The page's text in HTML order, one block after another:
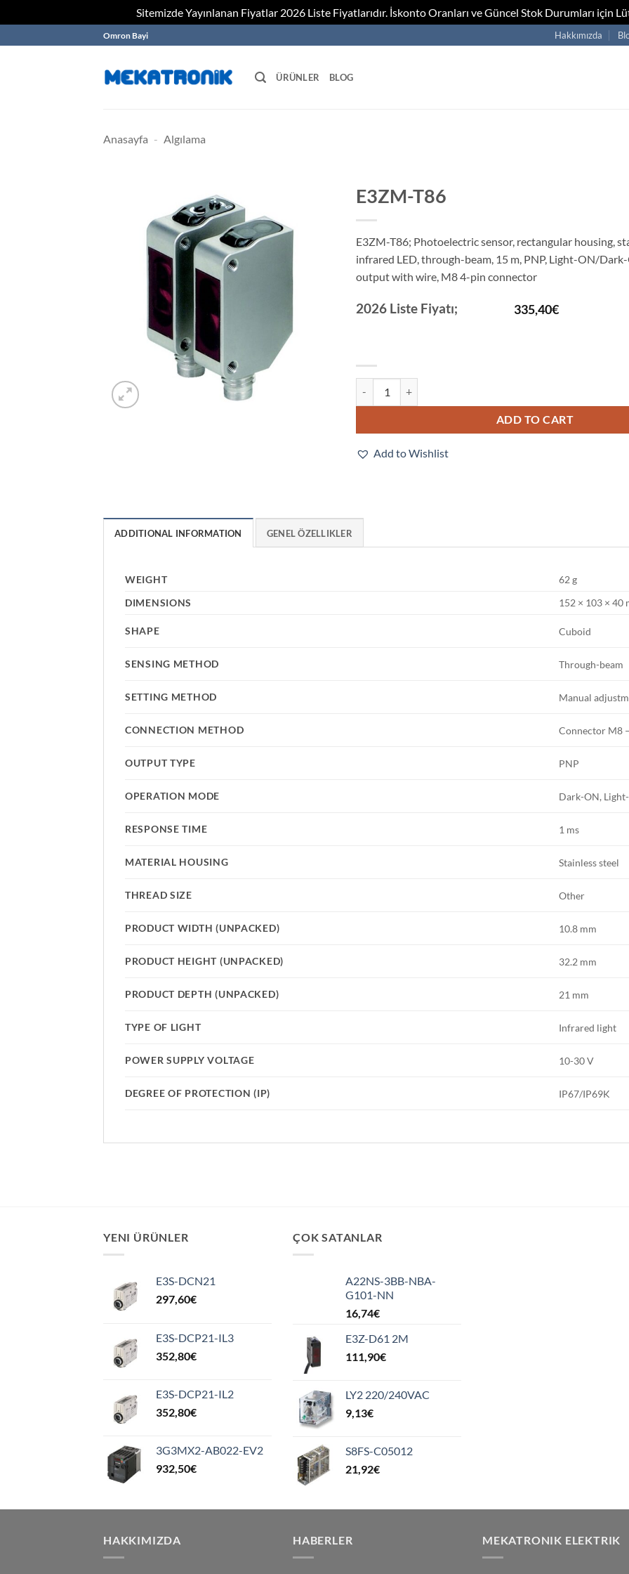
Sitemizde Yayınlanan Fiyatlar 2026 Liste Fiyatlarıdır. İskonto Oranları ve Güncel Stok Durumları için
to
Omron Bayi Hakkımızda
ÜRÜNLER BLOG
Anasayfa - Algılama
E3ZM-T86
E3ZM-T86; Photoelectric sensor, rectangular housing,
infrared LED, through-beam, 15 m, PNP, Light-ON/
output with wire, M8 4-pin connector
2026 Liste Fiyatı; 335,40€
ADD TO CART
Add to Wishlist
ADDITIONAL INFORMATION GENEL ÖZELLIKLER
WEIGHT
62 g
DIMENSIONS
152 × 103 × 40
SHAPE Cuboid
SENSING METHOD Through-beam
SETTING METHOD Manual
CONNECTION METHOD Connector M8
OUTPUT TYPE PNP
OPERATION MODE Dark-ON,
RESPONSE TIME 1 ms
MATERIAL HOUSING Stainless steel
THREAD SIZE Other
PRODUCT WIDTH (UNPACKED) 10.8 mm
PRODUCT HEIGHT (UNPACKED) 32.2 mm
PRODUCT DEPTH (UNPACKED) 21 mm
TYPE OF LIGHT Infrared light
POWER SUPPLY VOLTAGE 10-30 V
DEGREE OF PROTECTION (IP) IP67/IP69K
YENI ÜRÜNLER
E3S-DCN21
297,60€
E3S-DCP21-IL3
352,80€
E3S-DCP21-IL2
352,80€
3G3MX2-AB022-EV2
932,50€
ÇOK SATANLAR
A22NS-3BB-NBA-
G101-NN
16,74€
E3Z-D61 2M
111,90€
LY2 220/240VAC
9,13€
S8FS-C05012
21,92€
HAKKIMIZDA HABERLER MEKATRONIK ELEKTRIK